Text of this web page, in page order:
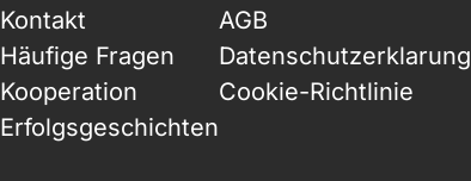
Kontakt
Häufige Fragen
Kooperation
Erfolgsgeschichten
AGB
Datenschutzerklarung
Cookie-Richtlinie